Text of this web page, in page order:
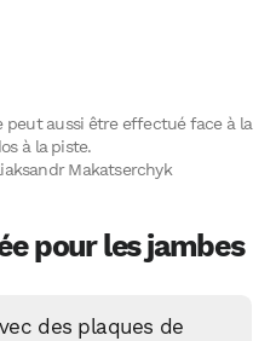
peut aussi être effectué face à la
à la piste.
Makatserchyk
pour les jambes
des plaques de
Email